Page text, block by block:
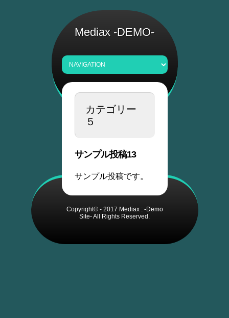
Mediax -DEMO-
カテゴリー
５
サンプル投稿13
サンプル投稿です。
Copyright© - 2017 Mediax : -Demo
Site- All Rights Reserved.